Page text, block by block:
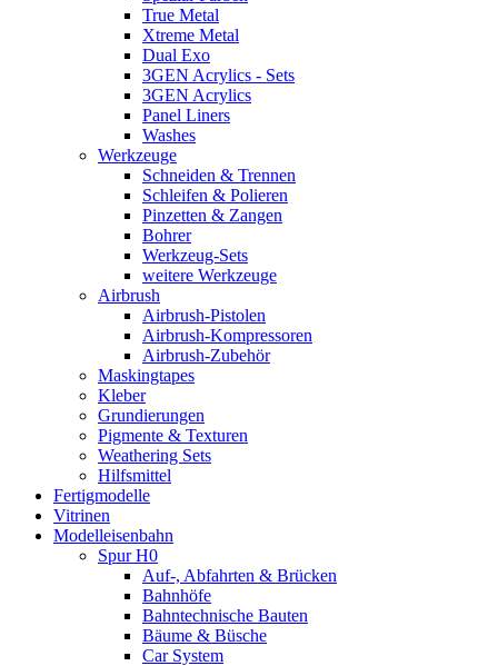
True Metal
Xtreme Metal
Dual Exo
3GEN Acrylics - Sets
3GEN Acrylics
Panel Liners
Washes
Werkzeuge
Schneiden & Trennen
Schleifen & Polieren
Pinzetten & Zangen
Bohrer
Werkzeug-Sets
weitere Werkzeuge
Airbrush
Airbrush-Pistolen
Airbrush-Kompressoren
Airbrush-Zubehör
Maskingtapes
Kleber
Grundierungen
Pigmente & Texturen
Weathering Sets
Hilfsmittel
Fertigmodelle
Vitrinen
Modelleisenbahn
Spur H0
Auf-, Abfahrten & Brücken
Bahnhöfe
Bahntechnische Bauten
Bäume & Büsche
Car System